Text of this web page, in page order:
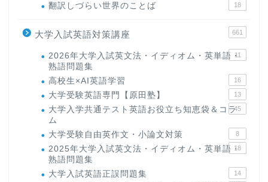
翻訳しづらい世界のことば 18
大学入試英語対策講座 661
2026年大学入試英文法・イディオム・英単語・
熟語問題集
11
高校生×AI英語学習 16
大学受験英語専門【原田塾】 13
大学入学共通テスト英語お役立ち知恵袋＆コラ
ム
45
大学受験自由英作文・小論文対策 8
2025年大学入試英文法・イディオム・英単語・
熟語問題集
18
大学入試英語正誤問題集 14